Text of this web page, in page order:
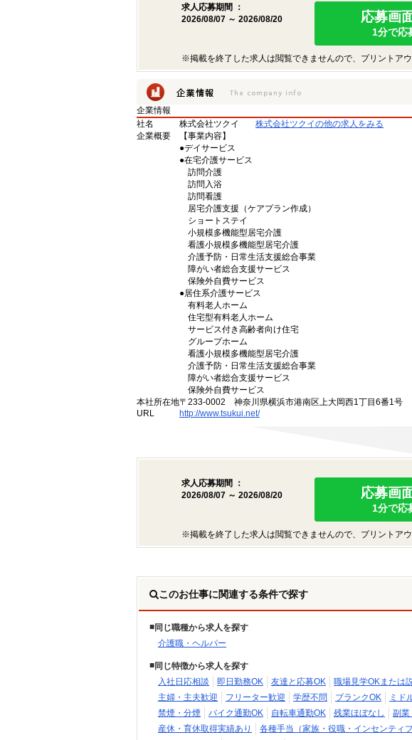
求人応募期間 ：
2026/08/07 ～ 2026/08/20
応募画
1分で応
※掲載を終了した求人は閲覧できませんので、プリントアウ
企業情報
社名
株式会社ツクイ
株式会社ツクイの他の求人をみる
企業概要
【事業内容】
●デイサービス
●在宅介護サービス
訪問介護
訪問入浴
訪問看護
居宅介護支援（ケアプラン作成）
ショートステイ
小規模多機能型居宅介護
看護小規模多機能型居宅介護
介護予防・日常生活支援総合事業
障がい者総合支援サービス
保険外自費サービス
●居住系介護サービス
有料老人ホーム
住宅型有料老人ホーム
サービス付き高齢者向け住宅
グループホーム
看護小規模多機能型居宅介護
介護予防・日常生活支援総合事業
障がい者総合支援サービス
保険外自費サービス
本社所在地〒233-0002 神奈川県横浜市港南区上大岡西1丁目6番1号
URL
http://www.tsukui.net/
求人応募期間 ：
2026/08/07 ～ 2026/08/20
応募画
1分で応
※掲載を終了した求人は閲覧できませんので、プリントアウ
このお仕事に関連する条件で探す
同じ職種から求人を探す
介護職・ヘルパー
同じ特徴から求人を探す
入社日応相談
即日勤務OK 友達と応募OK 職場見学OKまたは
主婦・主夫歓迎
フリーター歓迎 学歴不問 ブランクOK ミド
禁煙・分煙
バイク通勤OK 自転車通勤OK 残業ほぼなし 副業
産休・育休取得実績あり
各種手当（家族・役職・インセンティ